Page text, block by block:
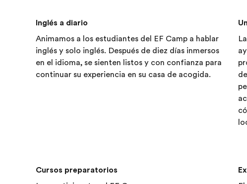
Inglés a diario
Animamos a los estudiantes del EF Camp a hablar
inglés y solo inglés. Después de diez días inmersos
en el idioma, se sienten listos y con confianza para
continuar su experiencia en su casa de acogida.
Cursos preparatorios